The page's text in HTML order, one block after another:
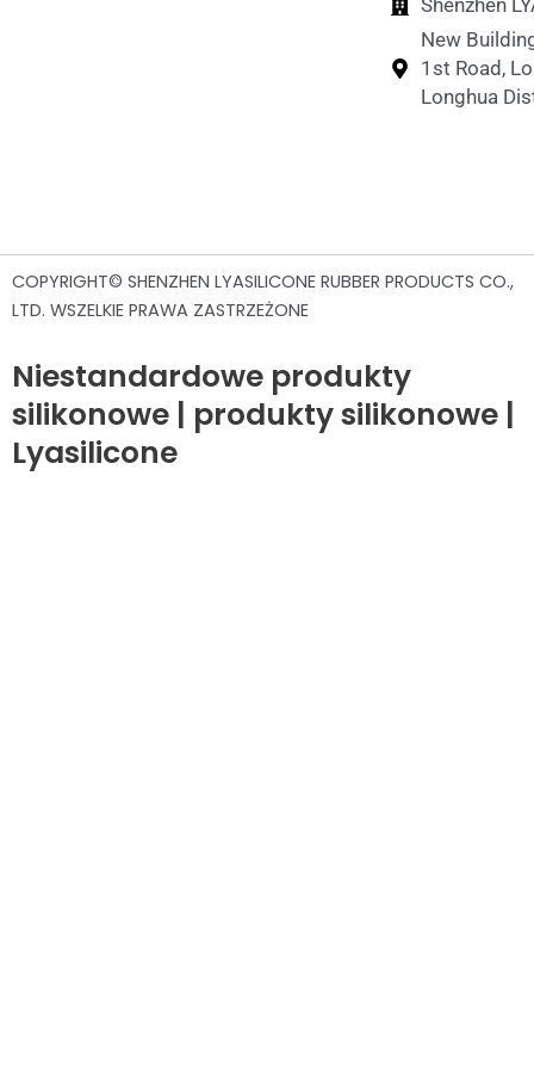
Shenzhen
New
1st Road,
Longhua
COPYRIGHT© SHENZHEN LYASILICONE RUBBER PRODUCTS CO.,
LTD. WSZELKIE PRAWA ZASTRZEŻONE
Niestandardowe produkty
silikonowe | produkty silikonowe |
Lyasilicone